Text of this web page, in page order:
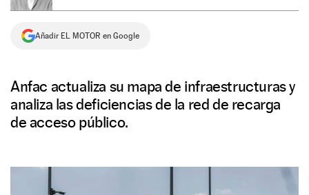
Añadir EL MOTOR en Google
Anfac actualiza su mapa de infraestructuras y
analiza las deficiencias de la red de recarga
de acceso público.